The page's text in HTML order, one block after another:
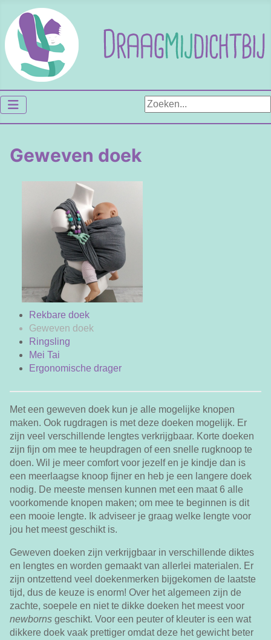
Zoeken...
Geweven doek
Rekbare doek
Geweven doek
Ringsling
Mei Tai
Ergonomische drager
Met een geweven doek kun je alle mogelijke knopen
maken. Ook rugdragen is met deze doeken mogelijk. Er
zijn veel verschillende lengtes verkrijgbaar. Korte doeken
zijn fijn om mee te heupdragen of een snelle rugknoop te
doen. Wil je meer comfort voor jezelf en je kindje dan is
een meerlaagse knoop fijner en heb je een langere doek
nodig. De meeste mensen kunnen met een maat 6 alle
voorkomende knopen maken; om mee te beginnen is dit
een mooie lengte. Ik adviseer je graag welke lengte voor
jou het meest geschikt is.
Geweven doeken zijn verkrijgbaar in verschillende diktes
en lengtes en worden gemaakt van allerlei materialen. Er
zijn ontzettend veel doekenmerken bijgekomen de laatste
tijd, dus de keuze is enorm! Over het algemeen zijn de
zachte, soepele en niet te dikke doeken het meest voor
newborns geschikt. Voor een peuter of kleuter is een wat
dikkere doek vaak prettiger omdat deze het gewicht beter